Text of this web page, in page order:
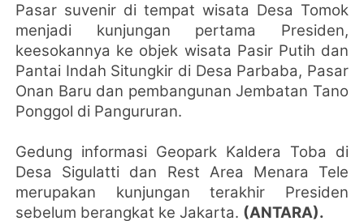
Pasar suvenir di tempat wisata Desa Tomok
menjadi kunjungan pertama Presiden,
keesokannya ke objek wisata Pasir Putih dan
Pantai Indah Situngkir di Desa Parbaba, Pasar
Onan Baru dan pembangunan Jembatan Tano
Ponggol di Pangururan.
Gedung informasi Geopark Kaldera Toba di
Desa Sigulatti dan Rest Area Menara Tele
merupakan kunjungan terakhir Presiden
sebelum berangkat ke Jakarta. (ANTARA).